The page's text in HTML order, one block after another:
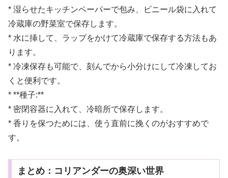
* 湿らせたキッチンペーパーで包み、ビニール袋に入れて
冷蔵庫の野菜室で保存します。
* 水に挿して、ラップをかけて冷蔵庫で保存する方法もあ
ります。
* 冷凍保存も可能で、刻んでから小分けにして冷凍してお
くと便利です。
* **種子:**
* 密閉容器に入れて、冷暗所で保存します。
* 香りを保つためには、使う直前に挽くのがおすすめで
す。
まとめ：コリアンダーの奥深い世界